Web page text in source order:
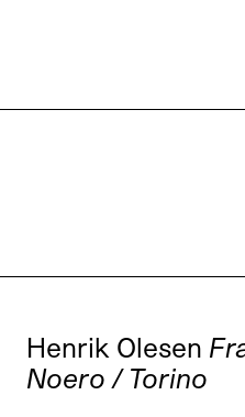
Henrik Olesen
Noero / Torino